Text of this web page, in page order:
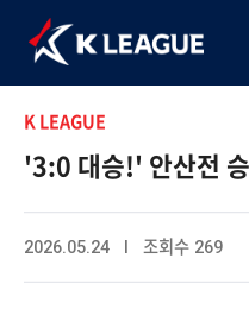
K LEAGUE
'3:0 대승!' 안산전
2026.05.24 I 조회수 269